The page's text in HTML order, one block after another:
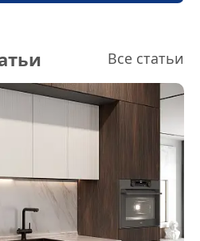
Все статьи